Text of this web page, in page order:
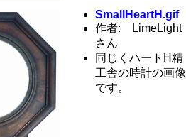
SmallHeartH.gif
作者:
LimeLight
さん
同じくハートH精
工舎の時計の画像
です。